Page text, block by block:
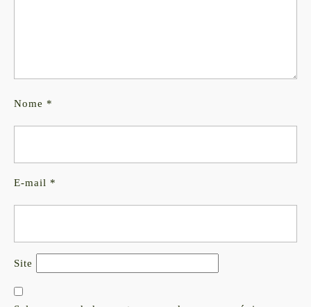
Nome *
E-mail *
Site